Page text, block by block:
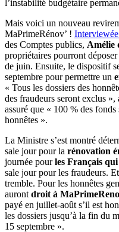
l’instabilité budgétaire
Mais voici un nouveau
MaPrimeRénov’ !
des Comptes publics, Amélie
propriétaires pourront
de juin. Ensuite, le dispositif
septembre pour permettre un
« Tous les dossiers des
des fraudeurs seront exclus
assuré que « 100 % des fonds
honnêtes ».
La Ministre s’est montré
sale jour pour la rénovation
journée pourles Français
sale jour pour les fraudeurs.
tremble. Pour les honnêtes
auront droit à
payé en juillet-août s’il est
les dossiers jusqu’à la fin du
15 septembre ».